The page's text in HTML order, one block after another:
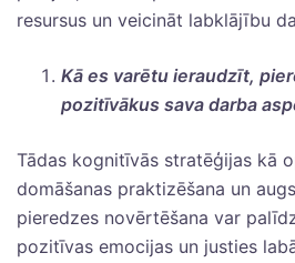
resursus un veicināt labklājību
Kā es varētu ieraudzīt,
pozitīvākus sava darba
Tādas kognitīvās stratēģijas kā
domāšanas praktizēšana un
pieredzes novērtēšana var
pozitīvas emocijas un justies